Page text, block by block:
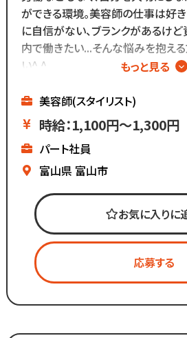
すぐに聞くことができる環境です◎
メニューはカットのみなので
難しい業務内容はありません！
お客様とは最低限しか
会話をしないスタイルなので
お客様との関係作りが苦手...
という方にもピッタリ◎
ができる環境。美容師の仕事は好き
に自信がない、ブランクがあるけ
内で働きたい...そんな悩みを抱え
い^ ^
▼白髪染め専門店
▼週2日～、1日4時間～OK
▼ブランクがあっても安心
▼全国200店舗展開
▼地域に愛される安心経営
《仕事内容》
・接客
・お会計
・白髪染めの施術
・ブロー
・清掃 など
もっと見る
美容師(スタイリスト)
時給：1,100円～1,300円
パート社員
富山県 富山市
お気に入りに
応募する